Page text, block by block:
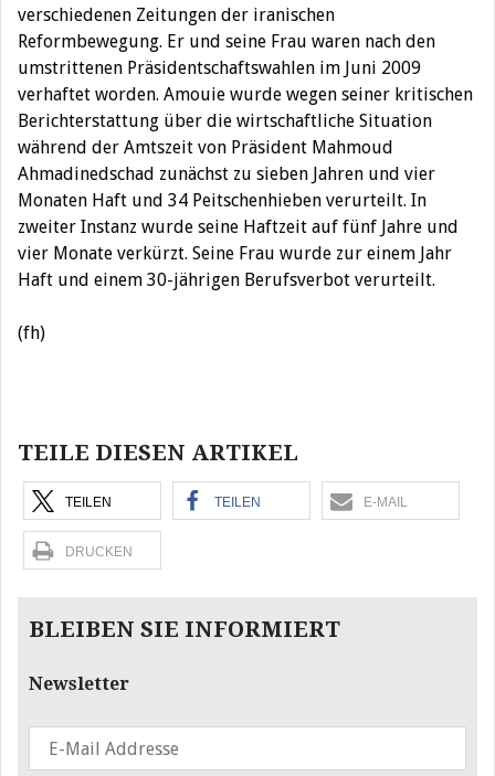
verschiedenen Zeitungen der iranischen
Reformbewegung. Er und seine Frau waren nach den
umstrittenen Präsidentschaftswahlen im Juni 2009
verhaftet worden. Amouie wurde wegen seiner kritischen
Berichterstattung über die wirtschaftliche Situation
während der Amtszeit von Präsident Mahmoud
Ahmadinedschad zunächst zu sieben Jahren und vier
Monaten Haft und 34 Peitschenhieben verurteilt. In
zweiter Instanz wurde seine Haftzeit auf fünf Jahre und
vier Monate verkürzt. Seine Frau wurde zur einem Jahr
Haft und einem 30-jährigen Berufsverbot verurteilt.
(fh)
TEILE DIESEN ARTIKEL
TEILEN TEILEN E-MAIL
DRUCKEN
BLEIBEN SIE INFORMIERT
Newsletter